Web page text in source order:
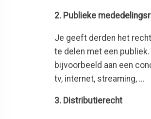
2. Publieke
Je geeft derden het
te delen met een publiek.
bijvoorbeeld aan een
tv, internet, streaming, …
3. Distributierecht